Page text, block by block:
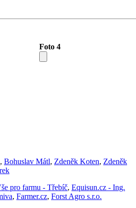
Foto 4
, Bohuslav Mátl, Zdeněk Koten, Zdeněk
pro farmu - Třebíč, Equisun.cz - Ing.
, Farmer.cz, Forst Agro s.r.o.